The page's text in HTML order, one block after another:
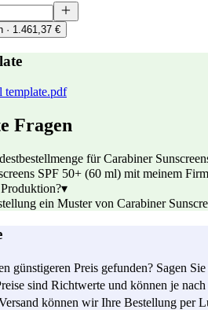
· 1.461,37 €
template.pdf
Fragen
für Carabiner
SPF 50+ (60 ml) mit meinem
▾
ein Muster von Carabiner
günstigeren Preis gefunden? Sagen
sind Richtwerte und können je
können wir Ihre Bestellung per